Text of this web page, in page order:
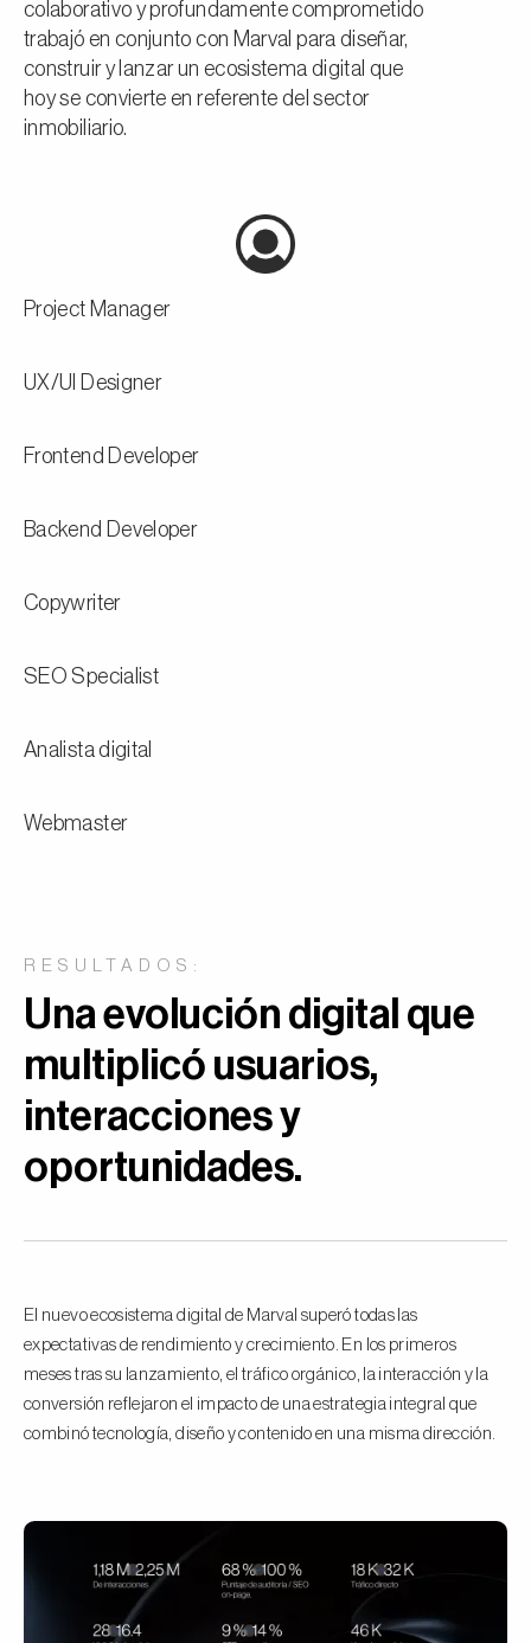
colaborativo y profundamente comprometido
trabajó en conjunto con Marval para diseñar,
construir y lanzar un ecosistema digital que
hoy se convierte en referente del sector
inmobiliario.
Project Manager
UX/UI Designer
Frontend Developer
Backend Developer
Copywriter
SEO Specialist
Analista digital
Webmaster
RESULTADOS:
Una evolución digital que
multiplicó usuarios,
interacciones y
oportunidades.
El nuevo ecosistema digital de Marval superó todas las
expectativas de rendimiento y crecimiento. En los primeros
meses tras su lanzamiento, el tráfico orgánico, la interacción y la
conversión reflejaron el impacto de una estrategia integral que
combinó tecnología, diseño y contenido en una misma dirección.